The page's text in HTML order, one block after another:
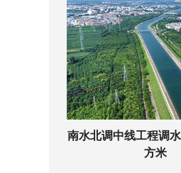
南水北调中线工程调
方米